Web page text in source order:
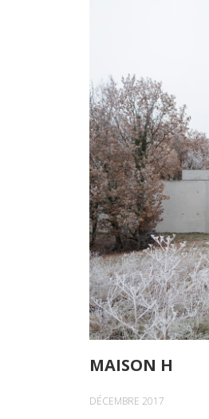
MAISON H
DÉCEMBRE 2017